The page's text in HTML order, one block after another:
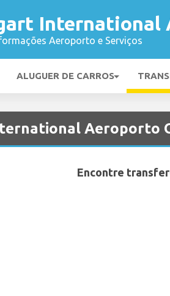
International
Aeroporto e Serviços
ALUGUER DE CARROS
Aeroporto
Encontre